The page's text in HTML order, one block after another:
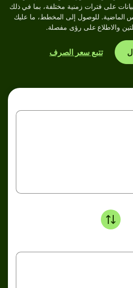
على فترات زمنية مختلفة، بما في ذلك
الماضية. للوصول إلى المخطط، ما عليك
والاطلاع على رؤى مفصلة.
تتبع سعر الصرف